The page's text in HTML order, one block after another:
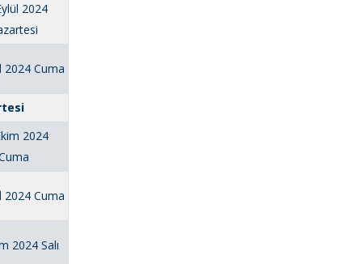
2024
2024 Cuma
2024
2024 Cuma
2024 Salı